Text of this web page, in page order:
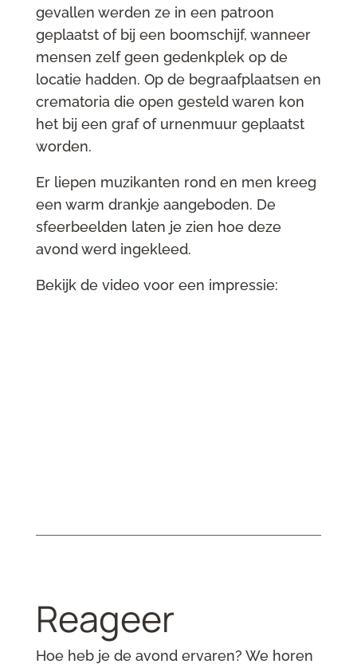
gevallen werden ze in een patroon
geplaatst of bij een boomschijf, wanneer
mensen zelf geen gedenkplek op de
locatie hadden. Op de begraafplaatsen en
crematoria die open gesteld waren kon
het bij een graf of urnenmuur geplaatst
worden.
Er liepen muzikanten rond en men kreeg
een warm drankje aangeboden. De
sfeerbeelden laten je zien hoe deze
avond werd ingekleed.
Bekijk de video voor een impressie:
Reageer
Hoe heb je de avond ervaren? We horen